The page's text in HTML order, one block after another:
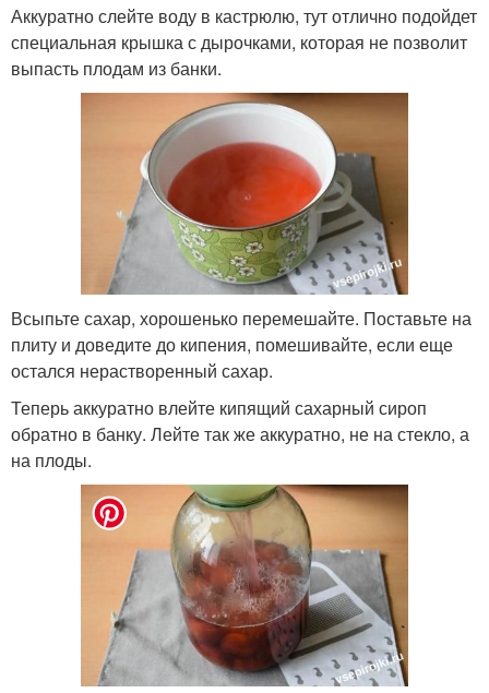
Аккуратно слейте воду в кастрюлю, тут отлично подойдет
специальная крышка с дырочками, которая не позволит
выпасть плодам из банки.
Всыпьте сахар, хорошенько перемешайте. Поставьте на
плиту и доведите до кипения, помешивайте, если еще
остался нерастворенный сахар.
Теперь аккуратно влейте кипящий сахарный сироп
обратно в банку. Лейте так же аккуратно, не на стекло, а
на плоды.